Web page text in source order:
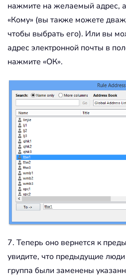
нажмите на желаемый адрес,
«Кому» (вы также можете
чтобы выбрать его). Или вы
адрес электронной почты в
нажмите «ОК».
7. Теперь оно вернется к
увидите, что предыдущие
группа были заменены